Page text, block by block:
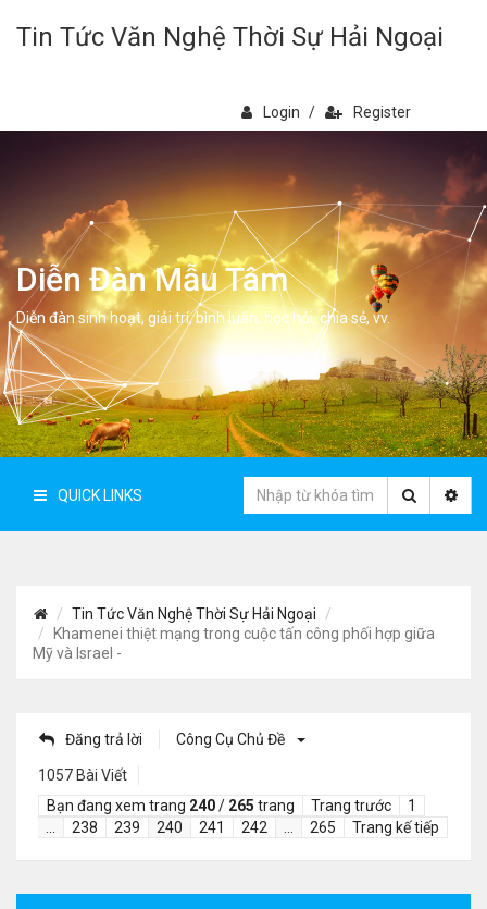
Tin Tức Văn Nghệ Thời Sự Hải Ngoại
Login / Register
Diễn Đàn Mẫu Tâm
Diễn đàn sinh hoạt, giải trí, bình luân, học hỏi, chia sẻ, vv.
QUICK LINKS
Tin Tức Văn Nghệ Thời Sự Hải Ngoại
Khamenei thiệt mạng trong cuộc tấn công phối hợp giữa
Mỹ và Israel -
Đăng trả lời Công Cụ Chủ Đề
1057 Bài Viết
Bạn đang xem trang 240/ 265 trang Trang trước
1
238 239 240 241 242 265 Trang kế tiếp